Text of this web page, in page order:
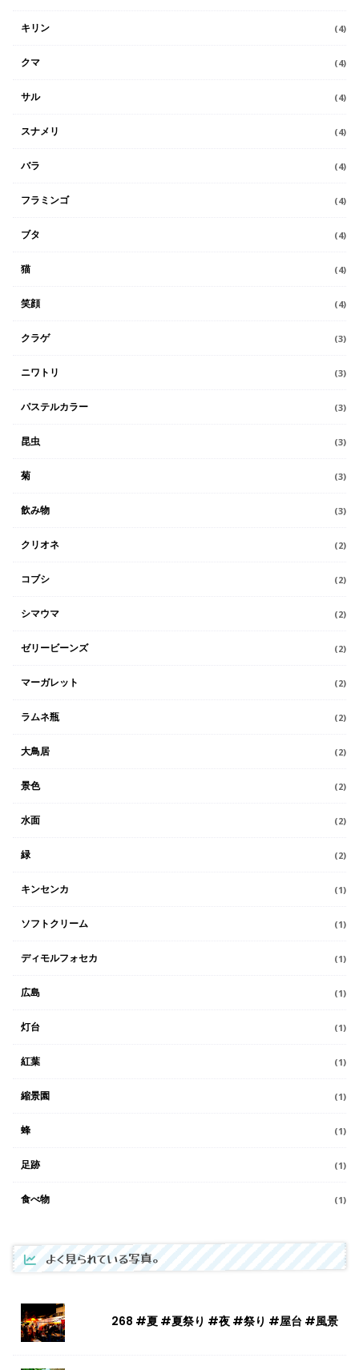
キリン (4)
クマ (4)
サル (4)
スナメリ (4)
バラ (4)
フラミンゴ (4)
ブタ (4)
猫 (4)
笑顔 (4)
クラゲ (3)
ニワトリ (3)
パステルカラー (3)
昆虫 (3)
菊 (3)
飲み物 (3)
クリオネ (2)
コブシ (2)
シマウマ (2)
ゼリービーンズ (2)
マーガレット (2)
ラムネ瓶 (2)
大鳥居 (2)
景色 (2)
水面 (2)
緑 (2)
キンセンカ (1)
ソフトクリーム (1)
ディモルフォセカ (1)
広島 (1)
灯台 (1)
紅葉 (1)
縮景園 (1)
蜂 (1)
足跡 (1)
食べ物 (1)
よく見られている写真。
268 #夏 #夏祭り #夜 #祭り #屋台 #風景